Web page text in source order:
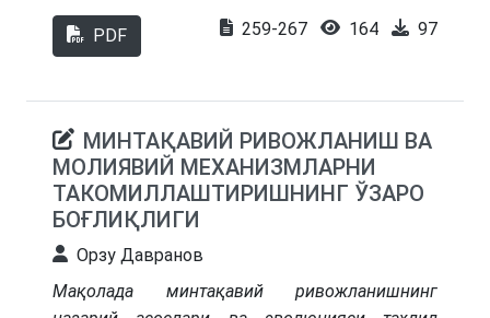
ijtimoiy va institutsional omillar nuqtai nazaridan
tushunish hamda ularni ekonometrik
izohlovchi hamda prognozlovchi matematik-
iqtisodiy modellarni tanlash va ularni nazariy
jihatdan asoslashdan iborat. Ilmiy-tadqiqot ishida
iqtisodiy o‘sishni belgilovchi endogen va ekzogen
ko‘rsatkichlar (YAIM/GRDP, sanoat va xizmatlar
hajmi, investitsiyalar, bandlik, daromadlar,
infratuzilma va institutsional indikatorlar)
PDF 259-267 164 97
МИНТАҚАВИЙ РИВОЖЛАНИШ ВА
МОЛИЯВИЙ МЕХАНИЗМЛАРНИ
ТАКОМИЛЛАШТИРИШНИНГ ЎЗАРО
БОҒЛИҚЛИГИ
Орзу Давранов
Мақолада минтақавий ривожланишнинг